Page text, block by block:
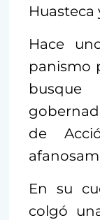
Huasteca
Hace
panismo
de
En su
colgó